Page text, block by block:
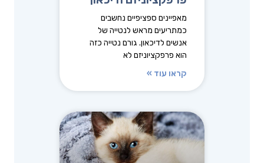
מאפיינים ספציפיים נחשבים
כמתריעים מראש לנטייה של
אנשים לדיכאון. גורם נטייה כזה
הוא פרפקציוניזם לא
קראו עוד »